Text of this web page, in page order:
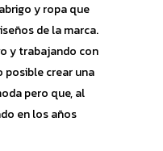
y ropa que
de la marca.
y trabajando con
posible crear una
pero que, al
en los años